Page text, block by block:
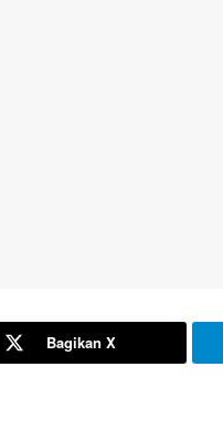
Bagikan X